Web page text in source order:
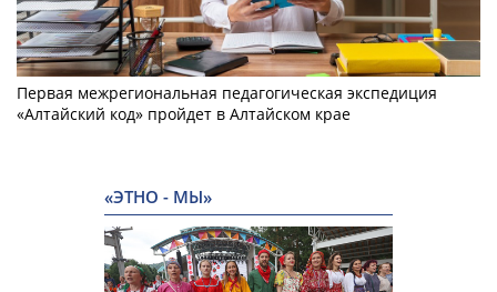
Первая межрегиональная педагогическая экспедиция
«Алтайский код» пройдет в Алтайском крае
«ЭТНО - МЫ»